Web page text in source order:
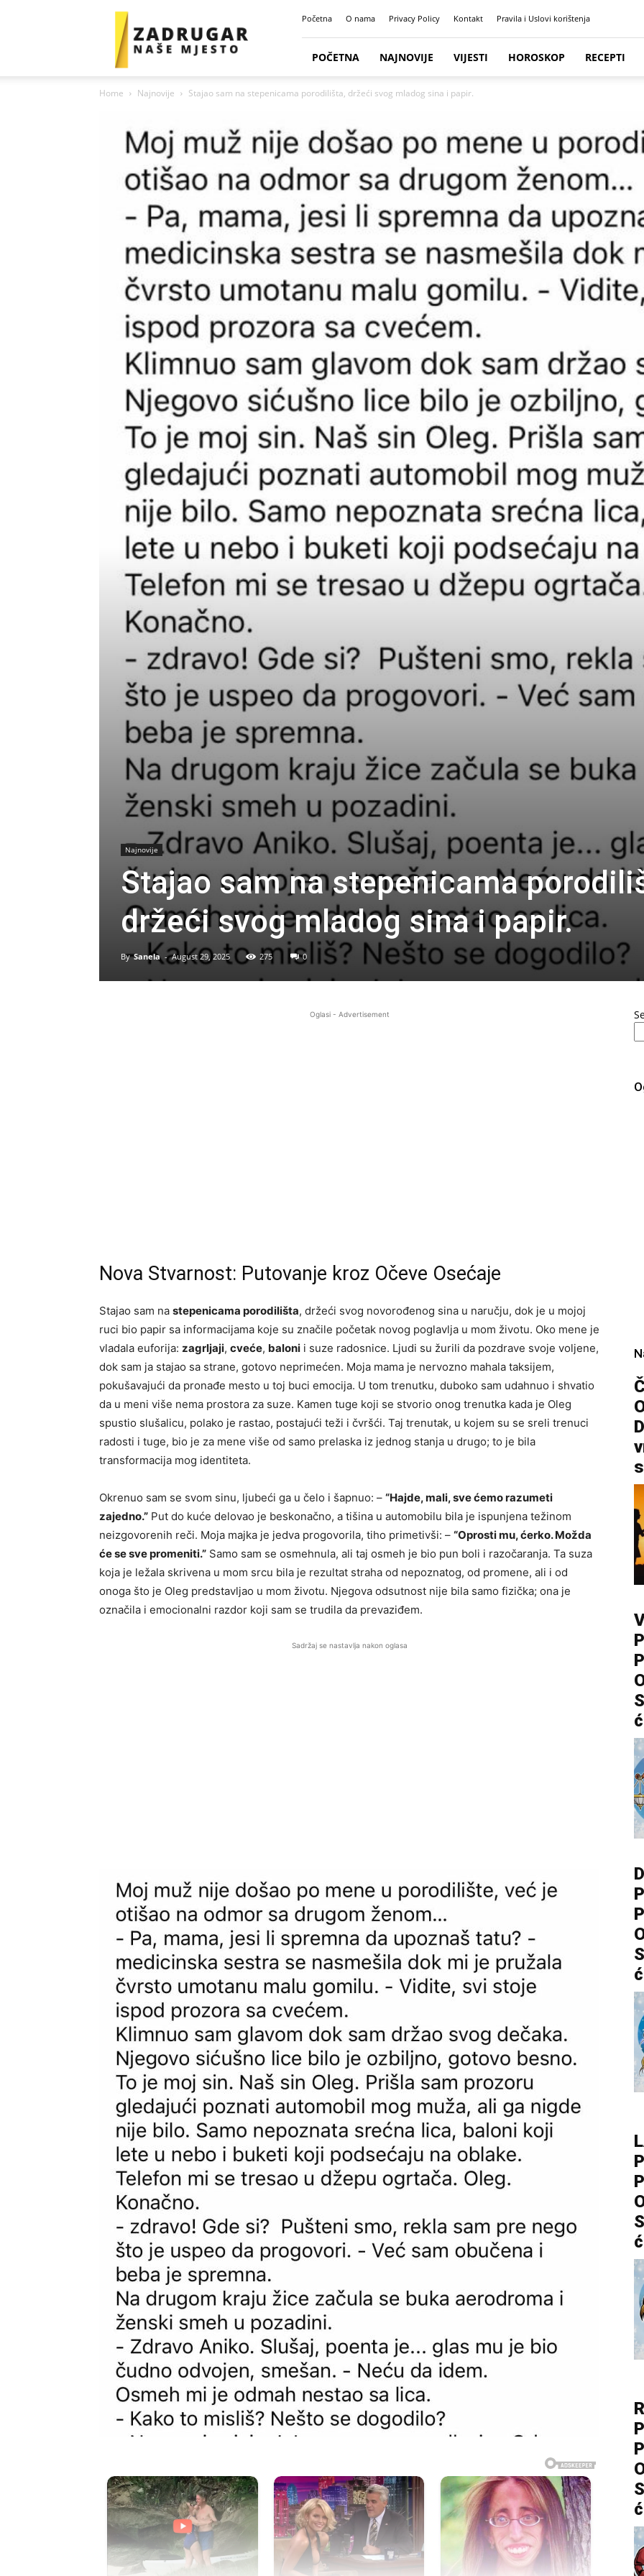
Zadrugar
Početna O nama Privacy Policy Kontakt Pravila i Uslovi korištenja
POČETNA NAJNOVIJE VIJESTI HOROSKOP RECEPTI
Home Najnovije Stajao sam na stepenicama porodilišta, držeći svog mladog sina i papir.
Najnovije
Stajao sam na stepenicama
držeći svog mladog sina i papir.
By Sanela - August 29, 2025 275 0
Oglasi - Advertisement
Nova Stvarnost: Putovanje kroz Očeve Osećaje
Stajao sam na stepenicama porodilišta, držeći svog novorođenog sina u naručju, dok je u mojoj
ruci bio papir sa informacijama koje su značile početak novog poglavlja u mom životu. Oko mene je
vladala euforija: zagrljaji, cveće, baloni i suze radosnice. Ljudi su žurili da pozdrave svoje voljene,
dok sam ja stajao sa strane, gotovo neprimećen. Moja mama je nervozno mahala taksijem,
pokušavajući da pronađe mesto u toj buci emocija. U tom trenutku, duboko sam udahnuo i shvatio
da u meni više nema prostora za suze. Kamen tuge koji se stvorio onog trenutka kada je Oleg
spustio slušalicu, polako je rastao, postajući teži i čvršći. Taj trenutak, u kojem su se sreli trenuci
radosti i tuge, bio je za mene više od samo prelaska iz jednog stanja u drugo; to je bila
transformacija mog identiteta.
Okrenuo sam se svom sinu, ljubeći ga u čelo i šapnuo: – “Hajde, mali, sve ćemo razumeti
zajedno.” Put do kuće delovao je beskonačno, a tišina u automobilu bila je ispunjena težinom
neizgovorenih reči. Moja majka je jedva progovorila, tiho primetivši: – “Oprosti mu, ćerko. Možda
će se sve promeniti.” Samo sam se osmehnula, ali taj osmeh je bio pun boli i razočaranja. Ta suza
koja je ležala skrivena u mom srcu bila je rezultat straha od nepoznatog, od promene, ali i od
onoga što je Oleg predstavljao u mom životu. Njegova odsutnost nije bila samo fizička; ona je
označila i emocionalni razdor koji sam se trudila da prevaziđem.
Sadržaj se nastavlja nakon oglasa